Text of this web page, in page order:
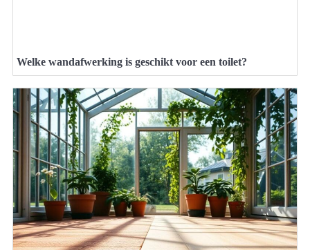
Welke wandafwerking is geschikt voor een toilet?